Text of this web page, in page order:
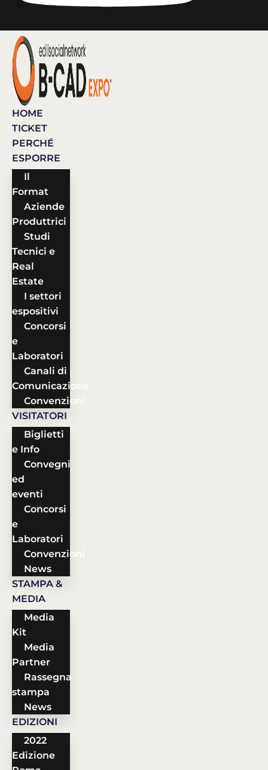
HOME
TICKET
PERCHÉ
ESPORRE
Il
Format
Aziende
Produttrici
Studi
Tecnici e
Real
Estate
I settori
espositivi
Concorsi
e
Laboratori
Canali di
Comunicazione
Convenzioni
VISITATORI
Biglietti
e Info
Convegni
ed
eventi
Concorsi
e
Laboratori
Convenzioni
News
STAMPA &
MEDIA
Media
Kit
Media
Partner
Rassegna
stampa
News
EDIZIONI
2022
Edizione